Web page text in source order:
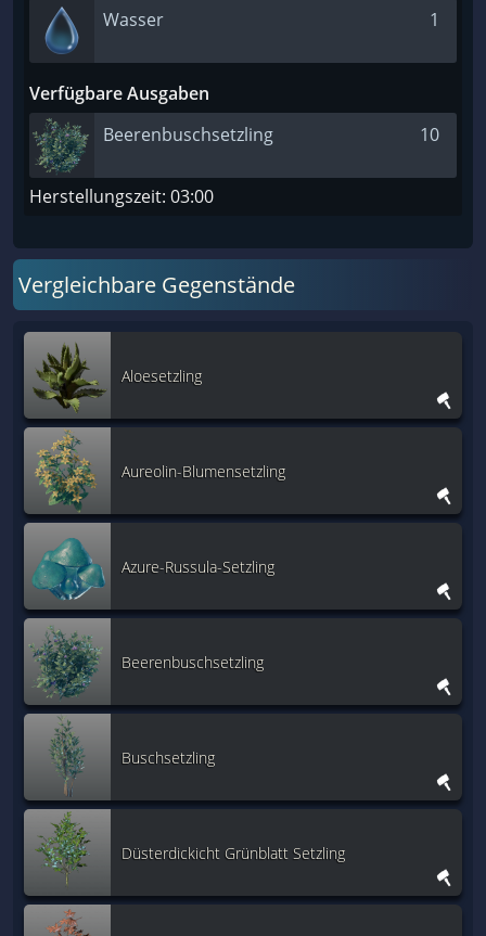
Wasser 1
Verfügbare Ausgaben
Beerenbuschsetzling
10
Herstellungszeit: 03:00
Vergleichbare Gegenstände
Aloesetzling
Aureolin-Blumensetzling
Azure-Russula-Setzling
Beerenbuschsetzling
Buschsetzling
Düsterdickicht Grünblatt Setzling